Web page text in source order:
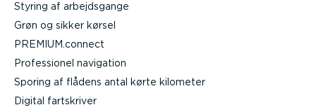
Styring af arbejds­gange
Grøn og sikker kørsel
PREMIUM.connect
Profes­sionel navigation
Sporing af flådens antal kørte kilometer
Digital fartskriver